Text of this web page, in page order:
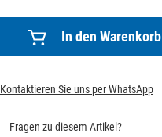
In den Warenkorb
Kontaktieren Sie uns per WhatsApp
Fragen zu diesem Artikel?